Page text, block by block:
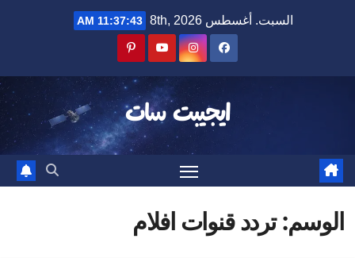
السبت. أغسطس 8th, 2026 11:37:43 AM
ايجيبت سات
الوسم:تردد قنوات افلام